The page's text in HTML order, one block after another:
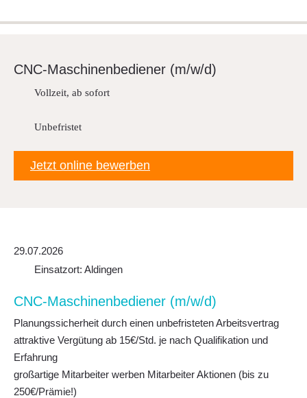
CNC-Ma­schi­nen­be­diener (m/w/d)
Vollzeit, ab sofort
Unbefristet
Jetzt online bewerben
29.07.2026
Einsatzort: Aldingen
CNC-Ma­schi­nen­be­diener (m/w/d)
Planungssicherheit durch einen unbefristeten Arbeitsvertrag
attraktive Vergütung ab 15€/Std. je nach Qualifikation und
Erfahrung
großartige Mitarbeiter werben Mitarbeiter Aktionen (bis zu
250€/Prämie!)
FAQ
Sitemap